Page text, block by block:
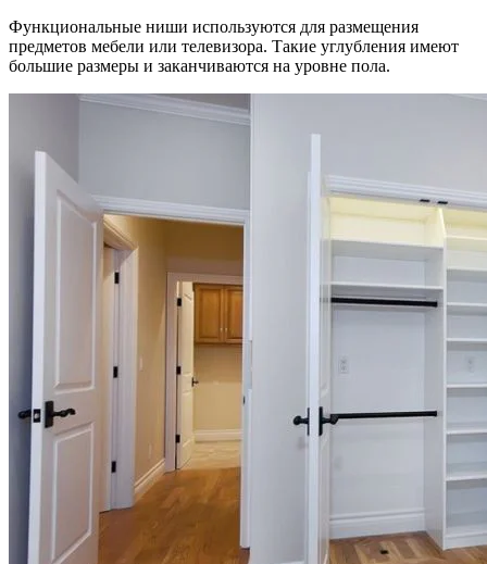
Функциональные ниши используются для размещения
предметов мебели или телевизора. Такие углубления имеют
большие размеры и заканчиваются на уровне пола.